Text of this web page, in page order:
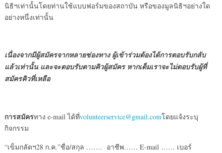
นิธิฯเท่านั้นโดยท่านใช้แบบฟอร์มของสถาบัน หรือของมูลนิธิฯอย่างใด
อย่างหนึ่งเท่านั้น
เนื่องจากมีผู้สมัครจากหลายช่องทาง ผู้เข้าร่วมต้องได้การตอบรับกลับ
แล้วเท่านั้น และจะตอบรับตามคิวผู้สมัคร หากเต็มเราจะไม่ตอบรับผู้ที่
สมัครคิวที่เหลือ
การสมัครทาง e-mail ได้ที่volunteerservice@gmail.comโดยแจ้งระบุ
กิจกรรม
“เข็มกลัดฯ28 ก.ค.”ชื่อ/สกุล ……. อาชีพ…… E-mail …… เบอร์